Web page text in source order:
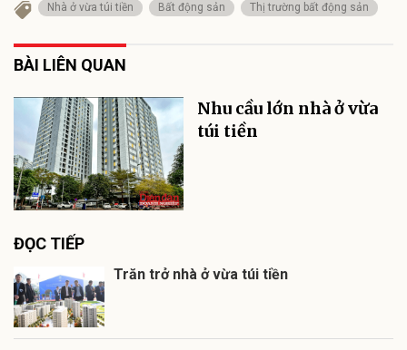
Nhà ở vừa túi tiền Bất động sản Thị trường bất động sản
BÀI LIÊN QUAN
Nhu cầu lớn nhà ở vừa
túi tiền
ĐỌC TIẾP
Trăn trở nhà ở vừa túi tiền